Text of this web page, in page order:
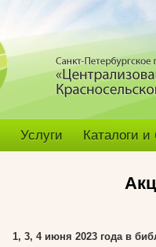
Услуги Каталоги
1, 3, 4 июня 2023 года в